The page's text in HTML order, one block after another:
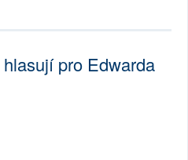
pro Edwarda